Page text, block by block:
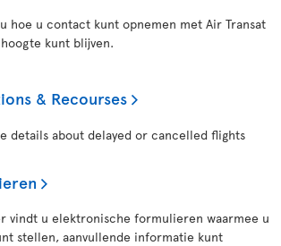
hoe u contact kunt opnemen met Air Transat
kunt blijven.
& Recourses
details about delayed or cancelled flights
vindt u elektronische formulieren waarmee u
stellen, aanvullende informatie kunt